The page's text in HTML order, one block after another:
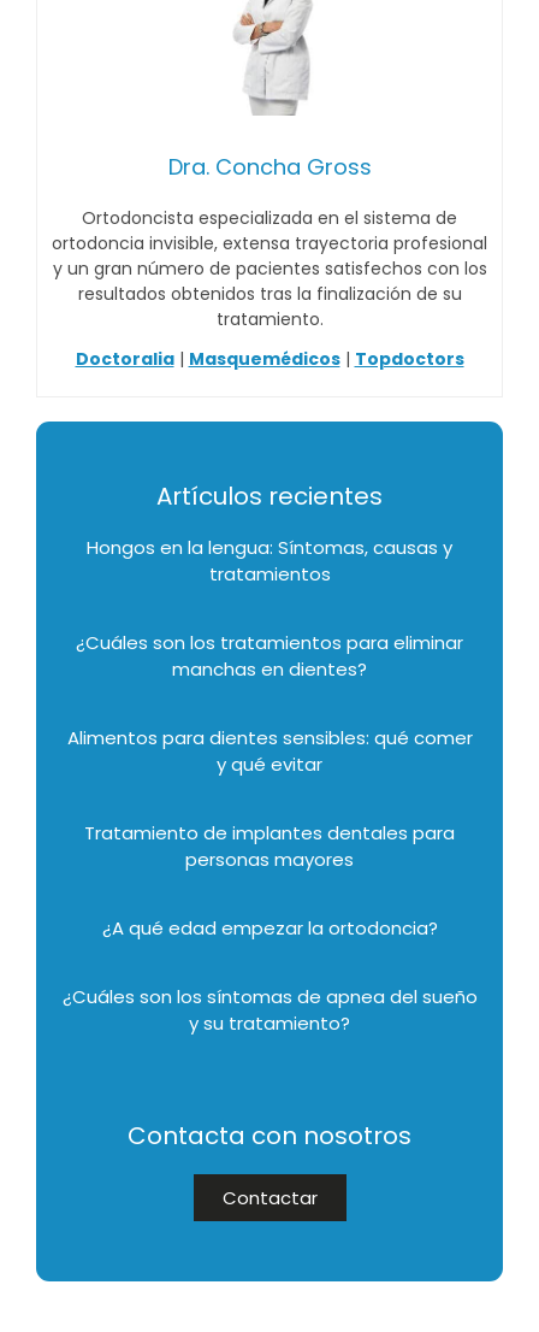
Dra. Concha Gross
Ortodoncista especializada en el sistema de
ortodoncia invisible, extensa trayectoria profesional
y un gran número de pacientes satisfechos con los
resultados obtenidos tras la finalización de su
tratamiento.
Doctoralia| Masquemédicos| Topdoctors
Artículos recientes
Hongos en la lengua: Síntomas, causas y
tratamientos
¿Cuáles son los tratamientos para eliminar
manchas en dientes?
Alimentos para dientes sensibles: qué comer
y qué evitar
Tratamiento de implantes dentales para
personas mayores
¿A qué edad empezar la ortodoncia?
¿Cuáles son los síntomas de apnea del sueño
y su tratamiento?
Contacta con nosotros
Contactar